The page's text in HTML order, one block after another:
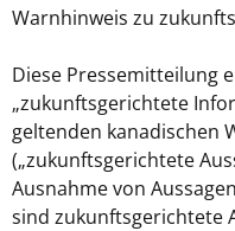
Warnhinweis zu
Diese Pressemitteilung
„zukunftsgerichtete
geltenden kanadischen
(„zukunftsgerichtete
Ausnahme von
sind zukunftsgerichtete